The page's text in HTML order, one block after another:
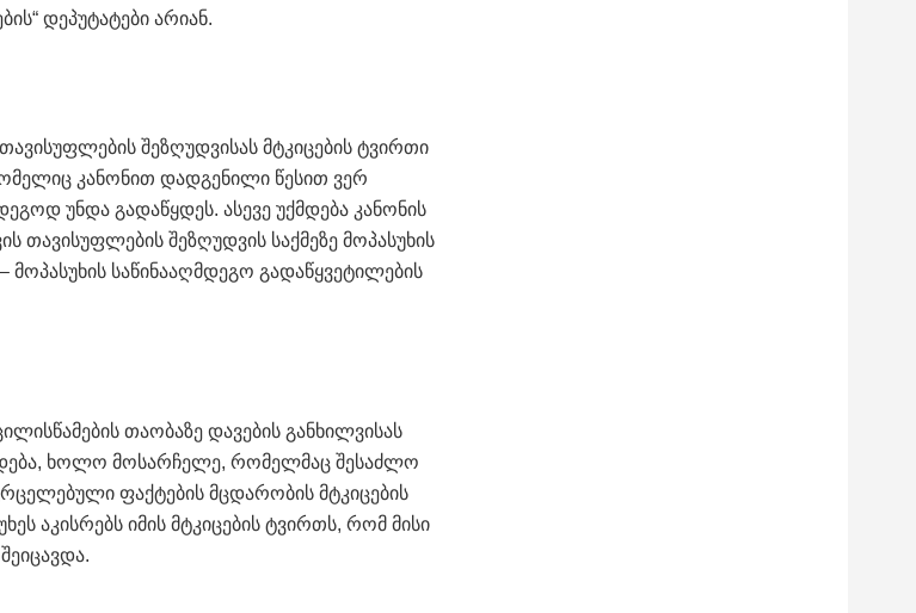
დეპუტატები არიან.
შეზღუდვისას მტკიცების ტვირთი
კანონით დადგენილი წესით ვერ
უნდა გადაწყდეს. ასევე უქმდება კანონის
თავისუფლების შეზღუდვის საქმეზე მოპასუხის
საწინააღმდეგო გადაწყვეტილების
თაობაზე დავების განხილვისას
ხოლო მოსარჩელე, რომელმაც შესაძლო
ფაქტების მცდარობის მტკიცების
აკისრებს იმის მტკიცების ტვირთს, რომ მისი